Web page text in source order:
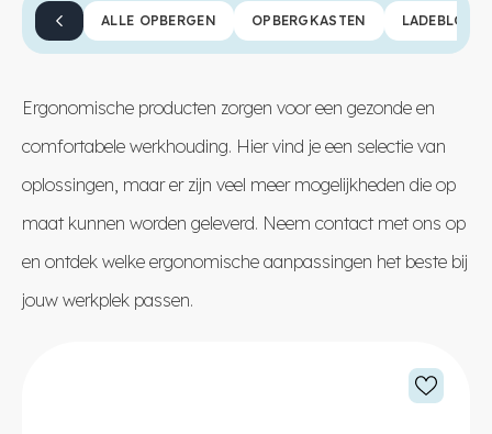
ALLE OPBERGEN OPBERGKASTEN
Ergonomische producten zorgen voor een gezonde en
comfortabele werkhouding. Hier vind je een selectie van
oplossingen, maar er zijn veel meer mogelijkheden die op
maat kunnen worden geleverd. Neem contactmet ons op
en ontdek welke ergonomische aanpassingen het beste bij
jouw werkplek passen.